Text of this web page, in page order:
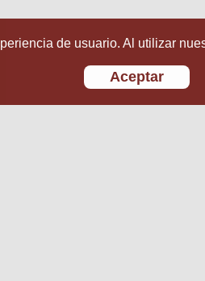
de usuario. Al utilizar
Aceptar